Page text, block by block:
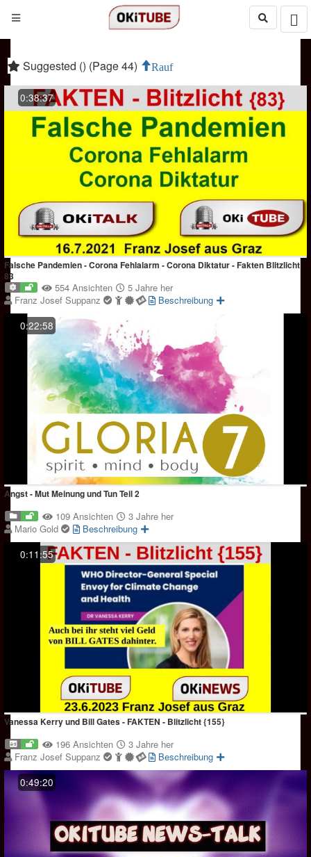
Suggested () (Page 44) Rauf
0:38:37
Falsche Pandemien - Corona Fehlalarm - Corona Diktatur - Fakten Blitzlicht
83
554 Ansichten
5 Jahre her
Franz Josef Suppanz
Beschreibung
0:22:58
Angst - Mut Meinung und Tun Teil 2
109 Ansichten
3 Jahre her
Mario Gold
Beschreibung
0:11:55
Vanessa Kerry und Bill Gates - FAKTEN - Blitzlicht {155}
196 Ansichten
3 Jahre her
Franz Josef Suppanz
Beschreibung
0:49:20